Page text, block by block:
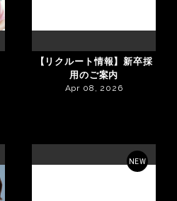
【リクルート情報】新卒採
用のご案内
Apr 08, 2026
NEW